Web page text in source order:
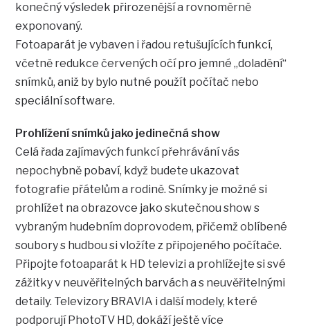
konečný výsledek přirozenější a rovnoměrně
exponovaný.
Fotoaparát je vybaven i řadou retušujících funkcí,
včetně redukce červených očí pro jemné „doladění“
snímků, aniž by bylo nutné použít počítač nebo
speciální software.
Prohlížení snímků jako jedinečná show
Celá řada zajímavých funkcí přehrávání vás
nepochybně pobaví, když budete ukazovat
fotografie přátelům a rodině. Snímky je možné si
prohlížet na obrazovce jako skutečnou show s
vybraným hudebním doprovodem, přičemž oblíbené
soubory s hudbou si vložíte z připojeného počítače.
Připojte fotoaparát k HD televizi a prohlížejte si své
zážitky v neuvěřitelných barvách a s neuvěřitelnými
detaily. Televizory BRAVIA i další modely, které
podporují PhotoTV HD, dokáží ještě více